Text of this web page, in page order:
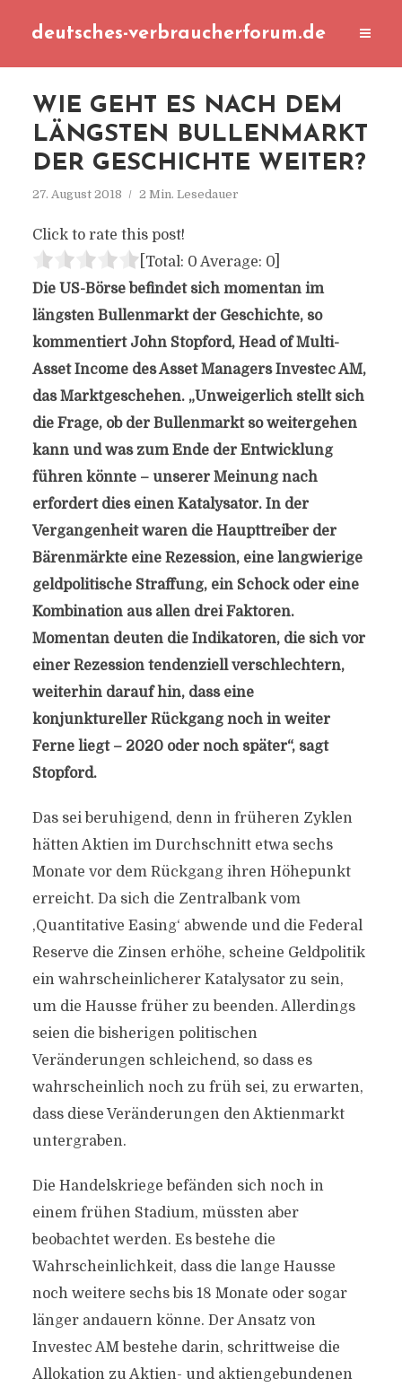
deutsches-verbraucherforum.de
WIE GEHT ES NACH DEM
LÄNGSTEN BULLENMARKT
DER GESCHICHTE WEITER?
27. August 2018 2 Min. Lesedauer
Click to rate this post!
[Total: 0 Average: 0]
Die US-Börse befindet sich momentan im
längsten Bullenmarkt der Geschichte, so
kommentiert John Stopford, Head of Multi-
Asset Income des Asset Managers Investec AM,
das Marktgeschehen. „Unweigerlich stellt sich
die Frage, ob der Bullenmarkt so weitergehen
kann und was zum Ende der Entwicklung
führen könnte – unserer Meinung nach
erfordert dies einen Katalysator. In der
Vergangenheit waren die Haupttreiber der
Bärenmärkte eine Rezession, eine langwierige
geldpolitische Straffung, ein Schock oder eine
Kombination aus allen drei Faktoren.
Momentan deuten die Indikatoren, die sich vor
einer Rezession tendenziell verschlechtern,
weiterhin darauf hin, dass eine
konjunktureller Rückgang noch in weiter
Ferne liegt – 2020 oder noch später“, sagt
Stopford.
Das sei beruhigend, denn in früheren Zyklen
hätten Aktien im Durchschnitt etwa sechs
Monate vor dem Rückgang ihren Höhepunkt
erreicht. Da sich die Zentralbank vom
‚Quantitative Easing‘ abwende und die Federal
Reserve die Zinsen erhöhe, scheine Geldpolitik
ein wahrscheinlicherer Katalysator zu sein,
um die Hausse früher zu beenden. Allerdings
seien die bisherigen politischen
Veränderungen schleichend, so dass es
wahrscheinlich noch zu früh sei, zu erwarten,
dass diese Veränderungen den Aktienmarkt
untergraben.
Die Handelskriege befänden sich noch in
einem frühen Stadium, müssten aber
beobachtet werden. Es bestehe die
Wahrscheinlichkeit, dass die lange Hausse
noch weitere sechs bis 18 Monate oder sogar
länger andauern könne. Der Ansatz von
Investec AM bestehe darin, schrittweise die
Allokation zu Aktien- und aktiengebundenen